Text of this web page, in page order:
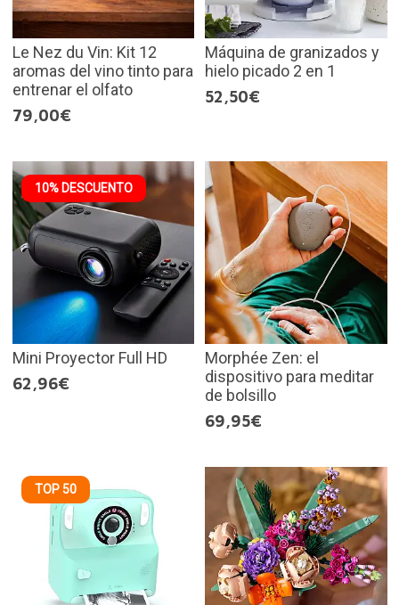
Le Nez du Vin: Kit 12
aromas del vino tinto para
entrenar el olfato
79,00€
Máquina de granizados y
hielo picado 2 en 1
52,50€
10% DESCUENTO
Mini Proyector Full HD
62,96€
Morphée Zen: el
dispositivo para meditar
de bolsillo
69,95€
TOP 50